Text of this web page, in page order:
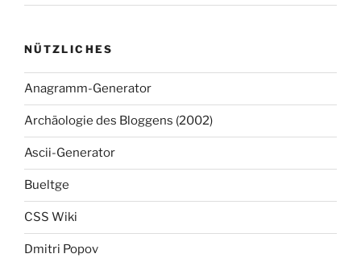
NÜTZLICHES
Anagramm-Generator
Archäologie des Bloggens (2002)
Ascii-Generator
Bueltge
CSS Wiki
Dmitri Popov